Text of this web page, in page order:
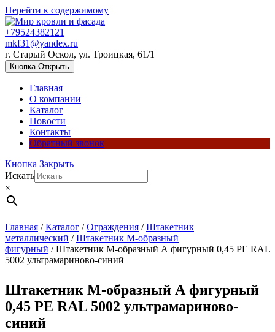
Перейти к содержимому
+79524382121
mkf31@yandex.ru
г. Старый Оскол, ул. Троицкая, 61/1
Кнопка Открыть
Главная
О компании
Каталог
Новости
Контакты
Обратный звонок
Кнопка Закрыть
Искать
×
Главная /Каталог /Ограждения /Штакетник
металлический /Штакетник М-образный
фигурный / Штакетник М-образный А фигурный 0,45 PE RAL
5002 ультрамариново-синий
Штакетник М-образный А фигурный
0,45 PE RAL 5002 ультрамариново-
синий